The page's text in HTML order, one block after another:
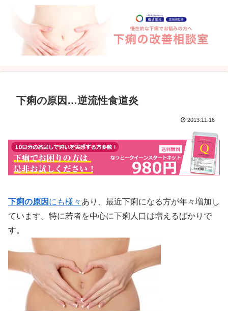
下痢の原因…逆流性食道炎
2013.11.16
下痢の原因 にも様々 あり、最近下痢になる方が年々増加し
ています。特に若者を中心に下痢人口は増えるばかりで
す。